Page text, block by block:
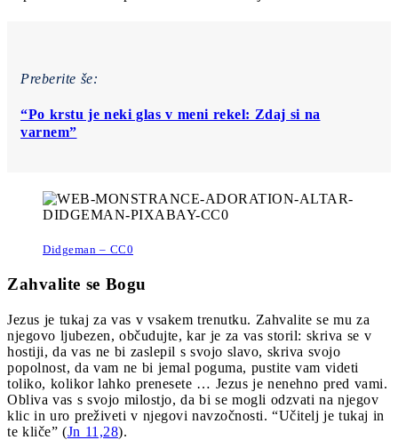
Preberite še:
“Po krstu je neki glas v meni rekel: Zdaj si na
varnem”
Didgeman – CC0
Zahvalite se Bogu
Jezus je tukaj za vas v vsakem trenutku. Zahvalite se mu za
njegovo ljubezen, občudujte, kar je za vas storil: skriva se v
hostiji, da vas ne bi zaslepil s svojo slavo, skriva svojo
popolnost, da vam ne bi jemal poguma, pustite vam videti
toliko, kolikor lahko prenesete … Jezus je nenehno pred vami.
Obliva vas s svojo milostjo, da bi se mogli odzvati na njegov
klic in uro preživeti v njegovi navzočnosti. “Učitelj je tukaj in
te kliče” (Jn 11,28).